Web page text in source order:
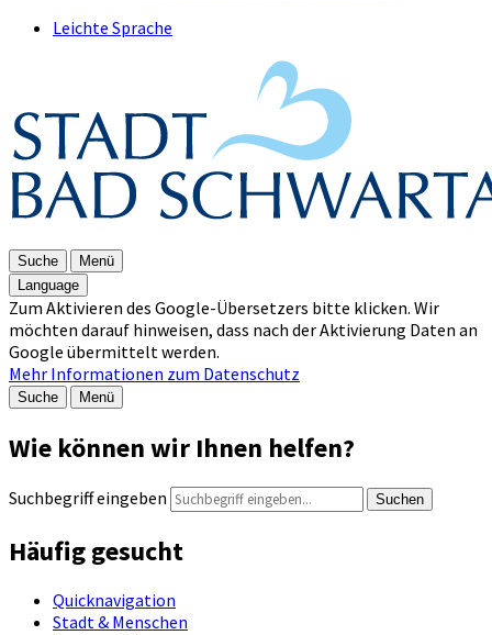
Leichte Sprache
Suche
Menü
Language
Zum Aktivieren des Google-Übersetzers bitte klicken. Wir
möchten darauf hinweisen, dass nach der Aktivierung Daten an
Google übermittelt werden.
Mehr Informationen zum Datenschutz
Suche Menü
Wie können wir Ihnen helfen?
Suchbegriff eingeben Suchen
Häufig gesucht
Quicknavigation
Stadt & Menschen